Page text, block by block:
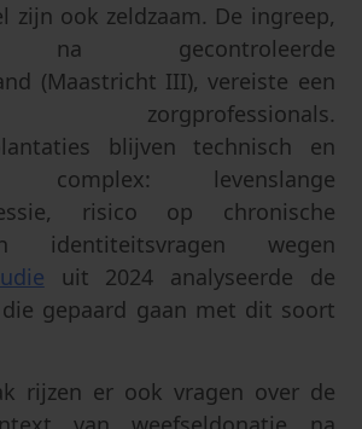
zijn ook zeldzaam. De ingreep,
na gecontroleerde
(Maastricht III), vereiste een
zorgprofessionals.
blijven technisch en
complex: levenslange
risico op chronische
identiteitsvragen wegen
uit 2024 analyseerde de
gepaard gaan met dit soort
rijzen er ook vragen over de